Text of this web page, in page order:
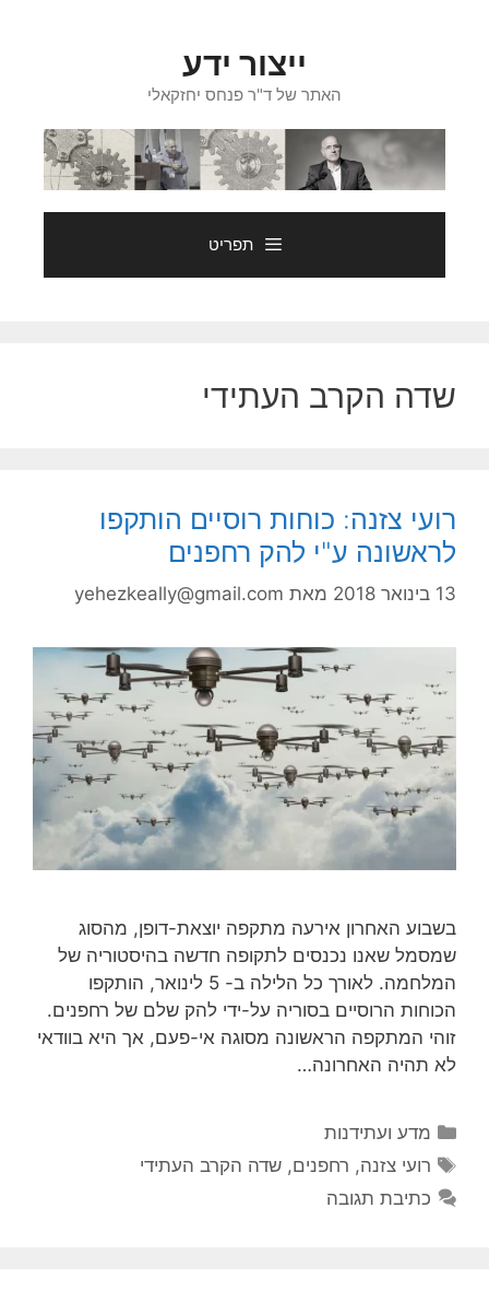
ייצור ידע
האתר של ד"ר פנחס יחזקאלי
תפריט
שדה הקרב העתידי
רועי צזנה: כוחות רוסיים הותקפו
לראשונה ע"י להק רחפנים
13 בינואר 2018 מאת yehezkeally@gmail.com
בשבוע האחרון אירעה מתקפה יוצאת-דופן, מהסוג
שמסמל שאנו נכנסים לתקופה חדשה בהיסטוריה של
המלחמה. לאורך כל הלילה ב- 5 לינואר, הותקפו
הכוחות הרוסיים בסוריה על-ידי להק שלם של רחפנים.
זוהי המתקפה הראשונה מסוגה אי-פעם, אך היא בוודאי
לא תהיה האחרונה…
קטגוריות
מדע ועתידנות
תגיות
רועי צזנה, רחפנים,שדה הקרב העתידי
כתיבת תגובה